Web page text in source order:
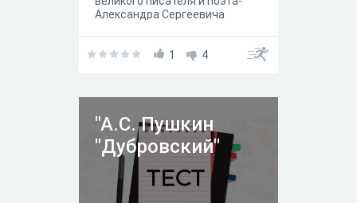
Александра Сергеевича
1 4
"А.С. Пушкин
"Дубровский"